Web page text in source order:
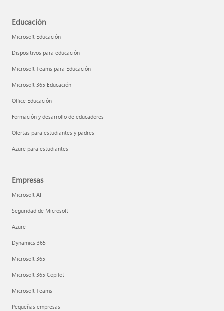
Educación
Microsoft Educación
Dispositivos para educación
Microsoft Teams para Educación
Microsoft 365 Educación
Office Educación
Formación y desarrollo de educadores
Ofertas para estudiantes y padres
Azure para estudiantes
Empresas
Microsoft AI
Seguridad de Microsoft
Azure
Dynamics 365
Microsoft 365
Microsoft 365 Copilot
Microsoft Teams
Pequeñas empresas